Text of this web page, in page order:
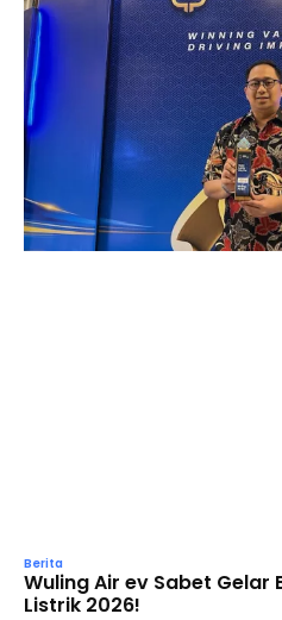
Berita
Wuling Air ev Sabet Gelar
Listrik 2026!